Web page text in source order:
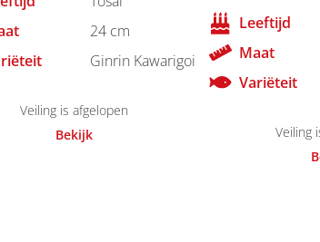
24 cm
Ginrin Kawarigoi
Veiling is afgelopen
Bekijk
Leeftijd
Maat
Variëteit
Veiling